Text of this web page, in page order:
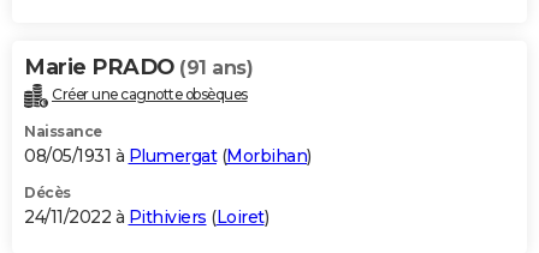
Marie PRADO (91 ans)
Créer une cagnotte obsèques
Naissance
08/05/1931 à Plumergat(Morbihan)
Décès
24/11/2022 à Pithiviers (Loiret)